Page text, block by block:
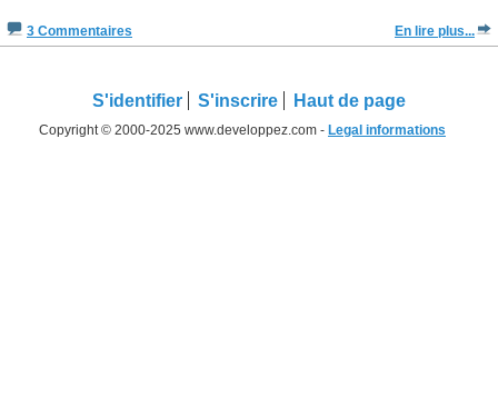
3 Commentaires En lire plus...
S'identifier S'inscrire Haut de page
Copyright © 2000-2025 www.developpez.com - Legal informations